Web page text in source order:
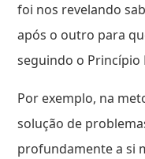
foi nos revelando
após o outro para
seguindo o Princípio
Por exemplo, na
solução de
profundamente a si